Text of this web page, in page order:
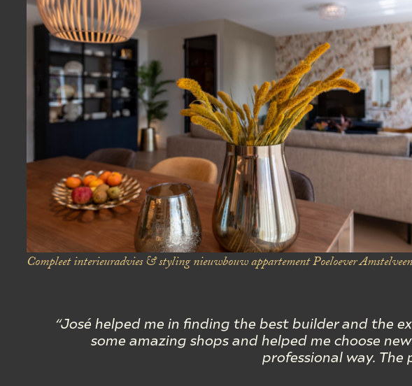
Compleet interieuradvies & stylingnieuwbouw appartement Poeloever Amstelveen
“José helped me in finding the best builder and the
some amazing shops and helped me choose
professional way. The